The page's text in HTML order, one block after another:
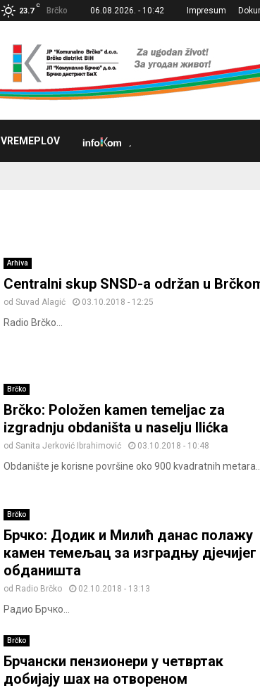
23.7
C
Brčko 06.08.2026. - 10:42 Impresum
VREMEPLOV
Arhiva
Centralni skup SNSD-a održan u
od Suvad Alagić 03.10.2018 - 12:25
Radio Brčko...
Brčko
Brčko: Položen kamen temeljac za
izgradnju obdaništa u naselju Ilićka
od Sanita Jerković Ibrahimović 03.10.2018 - 10:48
Obdanište je korisne površine oko 900 kvadratnih metara...
Brčko
Брчко: Додик и Милић данас полажу
камен темељaц за изградњу дјечијег
обданишта
od Radio Brčko 02.10.2018 - 13:13
Радио Брчко...
Brčko
Брчански пензионери у четвртак
добијају шах на отвореном